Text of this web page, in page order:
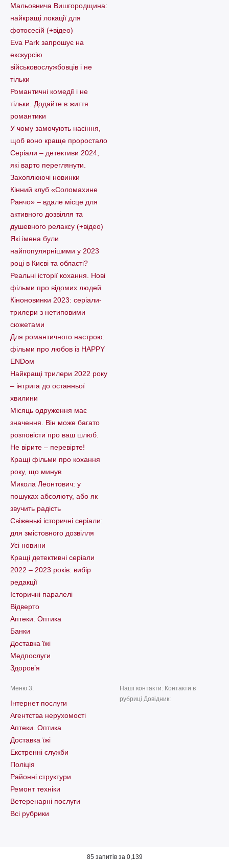
Мальовнича Вишгородщина:
найкращі локації для
фотосесій (+відео)
Eva Park запрошує на
екскурсію
військовослужбовців і не
тільки
Романтичні комедії і не
тільки. Додайте в життя
романтики
У чому замочують насіння,
щоб воно краще проростало
Серіали – детективи 2024,
які варто пеpеглянути.
Захоплюючі новинки
Кінний клуб «Соломахине
Ранчо» – вдале місце для
активного дозвілля та
душевного релаксу (+відео)
Які імена були
найпопулярнішими у 2023
році в Києві та області?
Реальні історії кохання. Нові
фільми про відомих людей
Кіноновинки 2023: серіали-
трилери з нетиповими
сюжетами
Для романтичного настрою:
фільми про любов із HAPPY
ENDом
Найкращі трилери 2022 року
– інтрига до останньої
хвилини
Місяць одруження має
значення. Він може багато
розповісти про ваш шлюб.
Не вірите – перевірте!
Кращі фільми про кохання
року, що минув
Микола Леонтович: у
пошуках абсолюту, або як
звучить радість
Свіженькі історичні серіали:
для змістовного дозвілля
Усі новини
Кращі детективні серіали
2022 – 2023 років: вибір
редакції
Історичні паралелі
Відверто
Аптеки. Оптика
Банки
Доставка їжі
Медпослуги
Здоров’я
Меню 3:
Інтернет послуги
Агентства нерухомості
Аптеки. Оптика
Доставка їжі
Екстренні служби
Поліція
Районні структури
Ремонт техніки
Ветеренарні послуги
Всі рубрики
Наші контакти: Контакти в
рубриці Довідник:
85 запитів за 0,139